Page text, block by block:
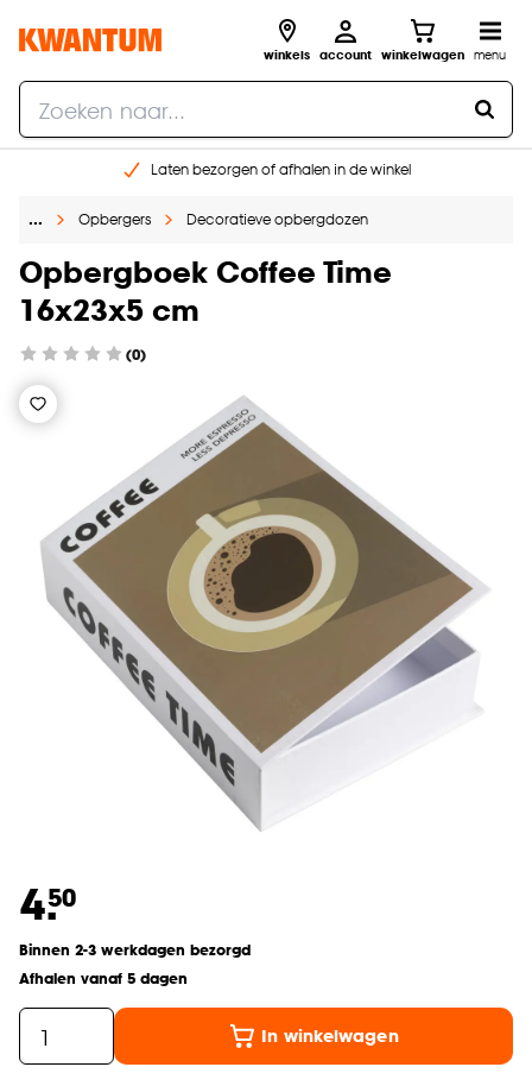
winkels account winkelwagen menu
Laten bezorgen of afhalen in de winkel
Gratis raam advies en inmeten aan huis
… Opbergers Decoratieve opbergdozen
Opbergboek Coffee Time
16x23x5 cm
(0)
4.50
Binnen 2-3 werkdagen bezorgd
Afhalen vanaf 5 dagen
In winkelwagen